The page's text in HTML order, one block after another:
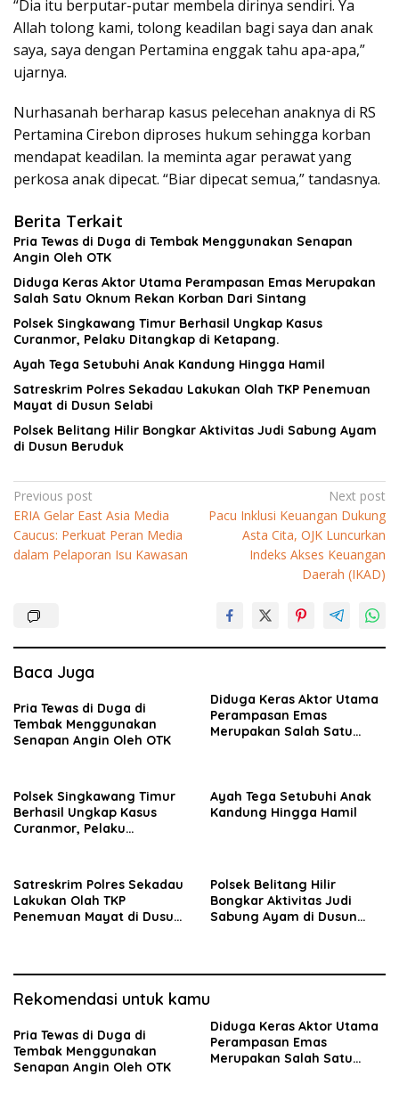
“Dia itu berputar-putar membela dirinya sendiri. Ya
Allah tolong kami, tolong keadilan bagi saya dan anak
saya, saya dengan Pertamina enggak tahu apa-apa,”
ujarnya.
Nurhasanah berharap kasus pelecehan anaknya di RS
Pertamina Cirebon diproses hukum sehingga korban
mendapat keadilan. Ia meminta agar perawat yang
perkosa anak dipecat. “Biar dipecat semua,” tandasnya.
Berita Terkait
Pria Tewas di Duga di Tembak Menggunakan Senapan
Angin Oleh OTK
Diduga Keras Aktor Utama Perampasan Emas Merupakan
Salah Satu Oknum Rekan Korban Dari Sintang
Polsek Singkawang Timur Berhasil Ungkap Kasus
Curanmor, Pelaku Ditangkap di Ketapang.
Ayah Tega Setubuhi Anak Kandung Hingga Hamil
Satreskrim Polres Sekadau Lakukan Olah TKP Penemuan
Mayat di Dusun Selabi
Polsek Belitang Hilir Bongkar Aktivitas Judi Sabung Ayam
di Dusun Beruduk
Navigasi
pos
Previous post
ERIA Gelar East Asia Media
Caucus: Perkuat Peran Media
dalam Pelaporan Isu Kawasan
Next post
Pacu Inklusi Keuangan Dukung
Asta Cita, OJK Luncurkan
Indeks Akses Keuangan
Daerah (IKAD)
Baca Juga
Pria Tewas di Duga di
Tembak Menggunakan
Senapan Angin Oleh OTK
Diduga Keras Aktor Utama
Perampasan Emas
Merupakan Salah Satu
Polsek Singkawang Timur
Berhasil Ungkap Kasus
Curanmor, Pelaku
Ayah Tega Setubuhi Anak
Kandung Hingga Hamil
Satreskrim Polres Sekadau
Lakukan Olah TKP
Penemuan Mayat di Dusun
Polsek Belitang Hilir
Bongkar Aktivitas Judi
Sabung Ayam di Dusun
Rekomendasi untuk kamu
Pria Tewas di Duga di
Tembak Menggunakan
Senapan Angin Oleh OTK
Diduga Keras Aktor Utama
Perampasan Emas
Merupakan Salah Satu